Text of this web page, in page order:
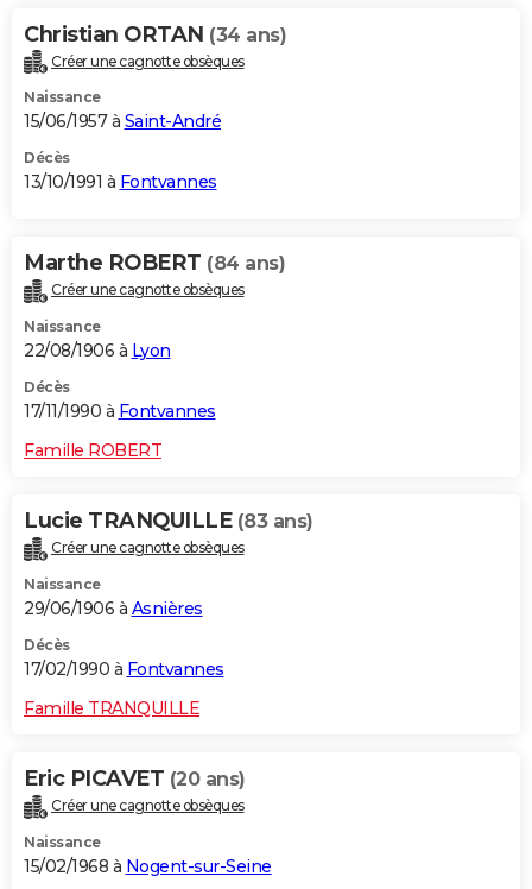
Christian ORTAN (34 ans)
Créer une cagnotte obsèques
Naissance
15/06/1957 à Saint-André
Décès
13/10/1991 à Fontvannes
Marthe ROBERT (84 ans)
Créer une cagnotte obsèques
Naissance
22/08/1906 à Lyon
Décès
17/11/1990 à Fontvannes
Famille ROBERT
Lucie TRANQUILLE (83 ans)
Créer une cagnotte obsèques
Naissance
29/06/1906 à Asnières
Décès
17/02/1990 à Fontvannes
Famille TRANQUILLE
Eric PICAVET (20 ans)
Créer une cagnotte obsèques
Naissance
15/02/1968 à Nogent-sur-Seine